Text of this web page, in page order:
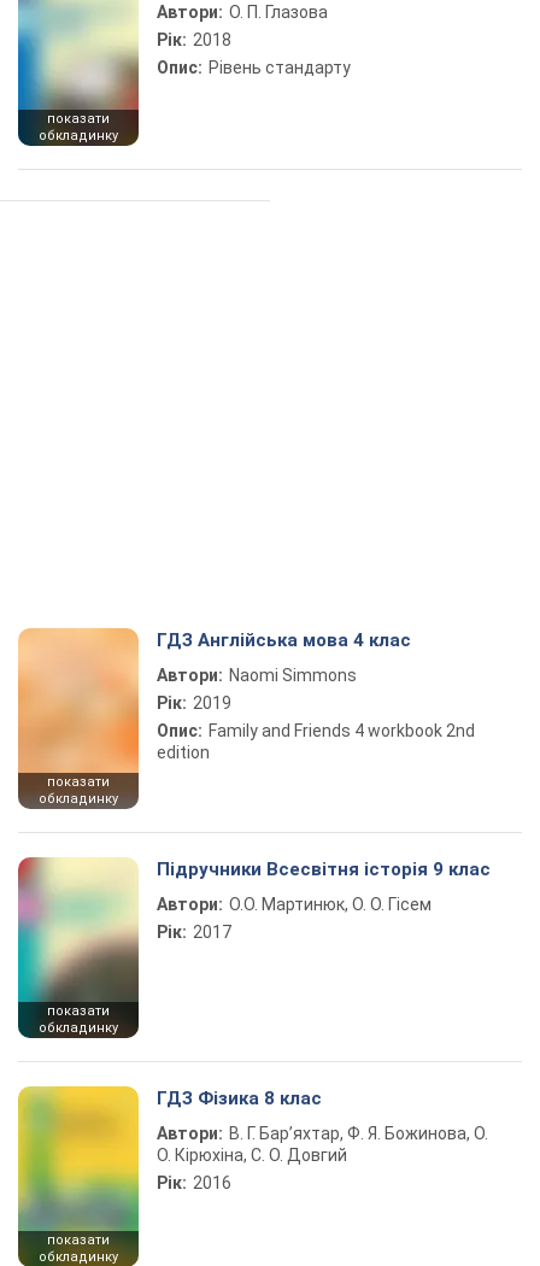
показати
обкладинку
Автори: О. П. Глазова
Рік: 2018
Опис: Рівень стандарту
показати
обкладинку
ГДЗ Англійська мова 4 клас
Автори: Naomi Simmons
Рік: 2019
Опис: Family and Friends 4 workbook 2nd
edition
показати
обкладинку
Підручники Всесвітня історія 9 клас
Автори: О.О. Мартинюк, О. О. Гісем
Рік: 2017
показати
обкладинку
ГДЗ Фізика 8 клас
Автори: В. Г. Бар’яхтар, Ф. Я. Божинова, О.
О. Кірюхіна, С. О. Довгий
Рік: 2016